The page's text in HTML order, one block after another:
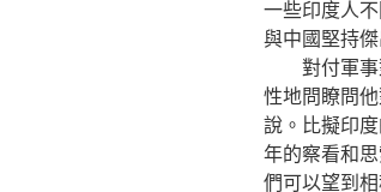
一些印度人
與中國堅持
對付軍事
性地問瞭問
說。比擬印
年的察看和
們可以望到